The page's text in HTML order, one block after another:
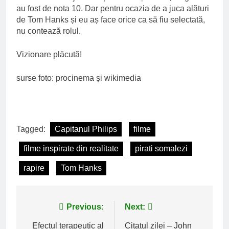
au fost de nota 10. Dar pentru ocazia de a juca alături
de Tom Hanks și eu aș face orice ca să fiu selectată,
nu contează rolul.
Vizionare plăcută!
surse foto: procinema și wikimedia
Tagged: Capitanul Philips filme
filme inspirate din realitate pirati somalezi
rapire Tom Hanks
Previous:
Efectul terapeutic al
Next:
Citatul zilei – John